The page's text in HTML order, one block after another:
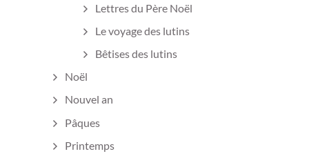
Lettres du Père Noël
Le voyage des lutins
Bêtises des lutins
Noël
Nouvel an
Pâques
Printemps